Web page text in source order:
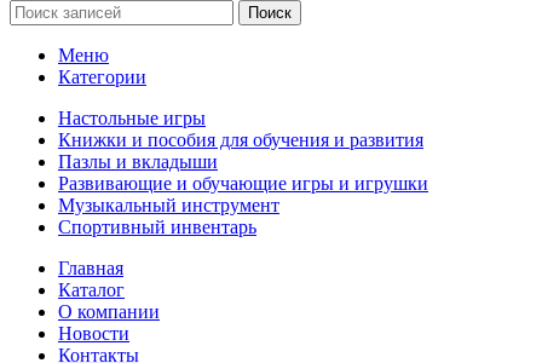
Поиск
Меню
Категории
Настольные игры
Книжки и пособия для обучения и развития
Пазлы и вкладыши
Развивающие и обучающие игры и игрушки
Музыкальный инструмент
Спортивный инвентарь
Главная
Каталог
О компании
Новости
Контакты